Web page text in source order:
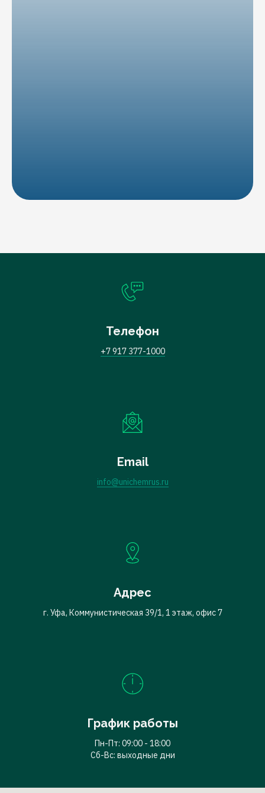
Телефон
+7 917 377-1000
Email
info@unichemrus.ru
Адрес
г. Уфа, Коммунистическая 39/1, 1 этаж, офис 7
График работы
Пн-Пт: 09:00 - 18:00
Сб-Вс: выходные дни